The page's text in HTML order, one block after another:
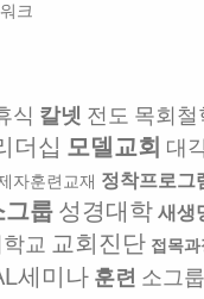
크
식 칼넷 전도 목회철
더십 모델교회 대
자훈련교재 정착프로그
그룹 성경대학 새생
교 교회진단 접목과
세미나 훈련 소그